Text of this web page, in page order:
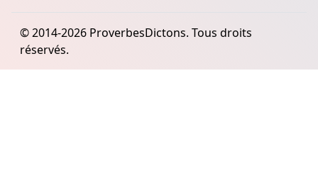
© 2014-2026 ProverbesDictons. Tous droits
réservés.